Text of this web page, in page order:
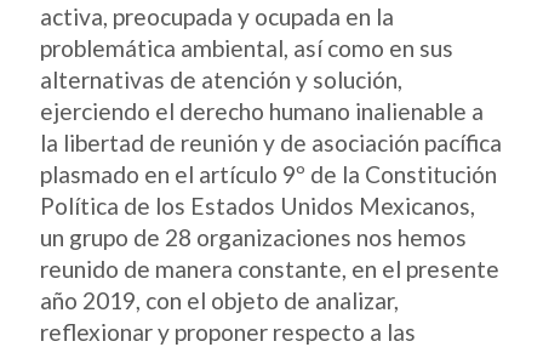
activa, preocupada y ocupada en la
problemática ambiental, así como en sus
alternativas de atención y solución,
ejerciendo el derecho humano inalienable a
la libertad de reunión y de asociación pacífica
plasmado en el artículo 9º de la Constitución
Política de los Estados Unidos Mexicanos,
un grupo de 28 organizaciones nos hemos
reunido de manera constante, en el presente
año 2019, con el objeto de analizar,
reflexionar y proponer respecto a las